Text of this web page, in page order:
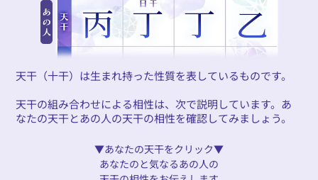
天干（十干）は生まれ持った性質を表しているものです。
天干の組み合わせによる相性は、次で説明しています。あ
なたの天干とあの人の天干の相性を確認してみましょう。
▼あなたの天干をクリック▼
あなたのと気なるあの人の